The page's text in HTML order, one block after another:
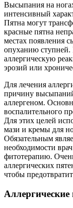
Высыпания на
интенсивный
Пятна могут
красные пятна
местах появления
опуханию ступней.
аллергическую
эрозий или
Для лечения
причину
аллергеном.
воспалительного
Для этих целей
мази и кремы для
Обязательным
необходимости
фитотерапию.
аллергических
чтобы